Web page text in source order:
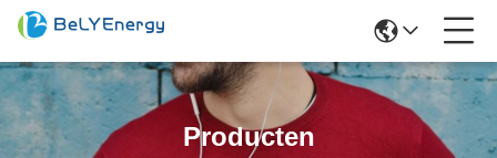
Producten